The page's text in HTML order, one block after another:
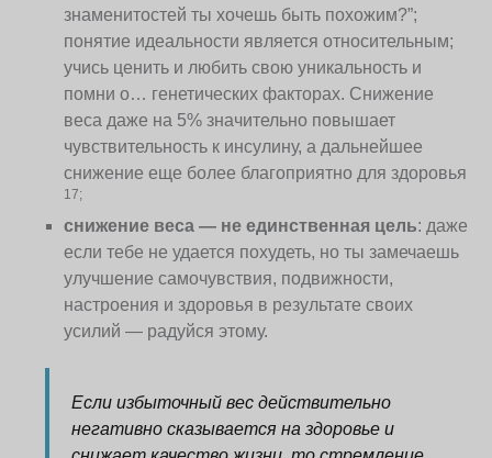
знаменитостей ты хочешь быть похожим?”;
понятие идеальности является относительным;
учись ценить и любить свою уникальность и
помни о… генетических факторах. Снижение
веса даже на 5% значительно повышает
чувствительность к инсулину, а дальнейшее
снижение еще более благоприятно для здоровья
17;
снижение веса — не единственная цель: даже
если тебе не удается похудеть, но ты замечаешь
улучшение самочувствия, подвижности,
настроения и здоровья в результате своих
усилий — радуйся этому.
Если избыточный вес действительно
негативно сказывается на здоровье и